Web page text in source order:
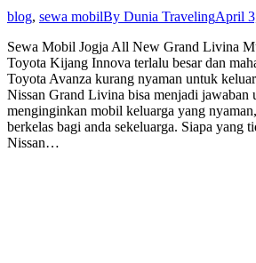
blog, sewa mobilBy Dunia TravelingApril
Sewa Mobil Jogja All New Grand Livina
Toyota Kijang Innova terlalu besar dan
Toyota Avanza kurang nyaman untuk
Nissan Grand Livina bisa menjadi jawaban
menginginkan mobil keluarga yang
berkelas bagi anda sekeluarga. Siapa yang
Nissan…